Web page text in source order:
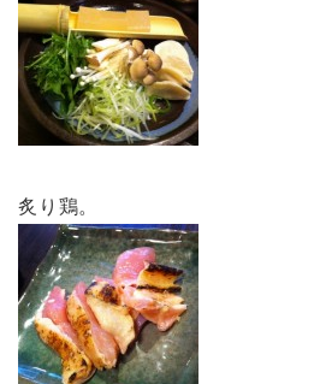
炙り鶏。